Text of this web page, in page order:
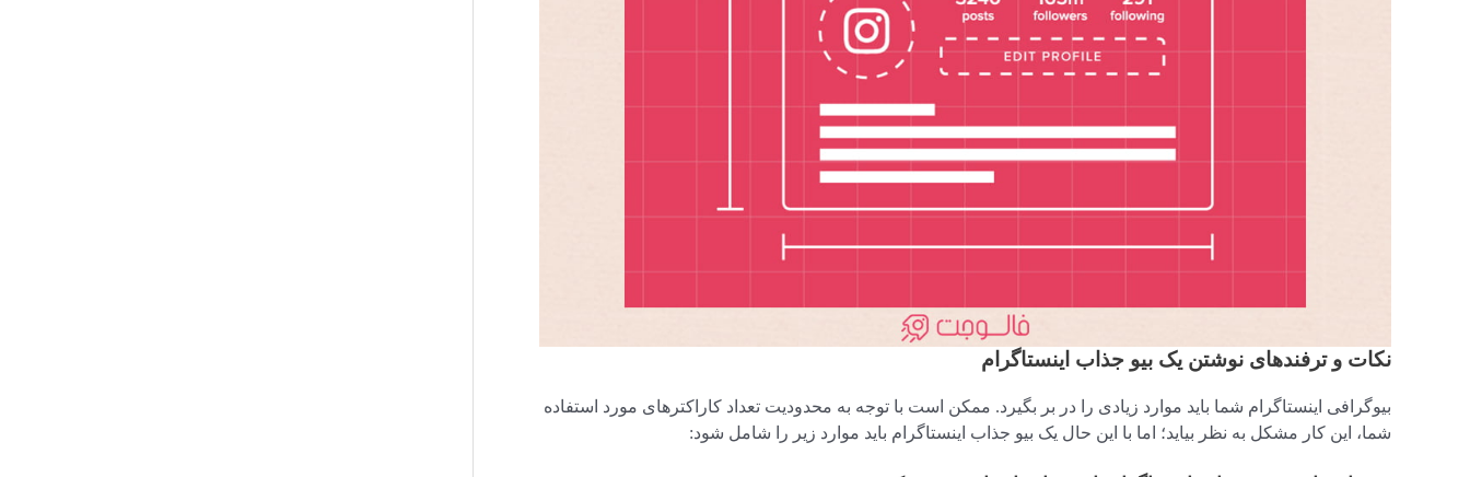
نکات و ترفندهای نوشتن یک بیو جذاب اینستاگرام
بیوگرافی اینستاگرام شما باید موارد زیادی را در بر بگیرد. ممکن است با توجه به محدودیت تعداد کاراکترهای مورد استفاده
شما، این کار مشکل به نظر بیاید؛ اما با این حال یک بیو جذاب اینستاگرام باید موارد زیر را شامل شود: